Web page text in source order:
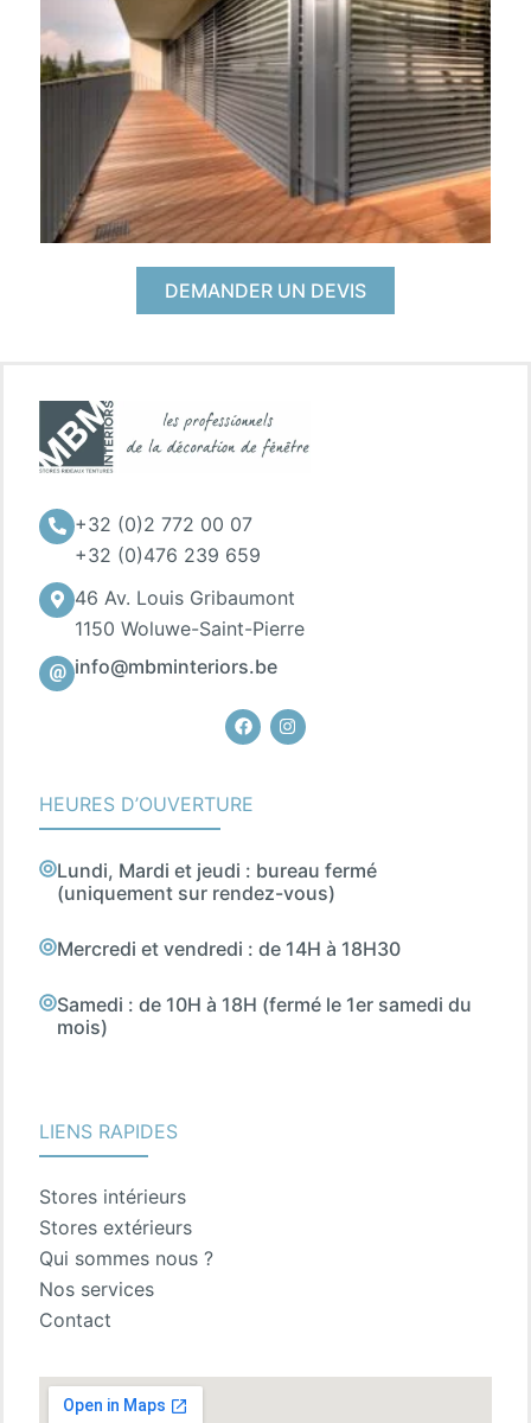
DEMANDER UN DEVIS
+32 (0)2 772 00 07
+32 (0)476 239 659
46 Av. Louis Gribaumont
1150 Woluwe-Saint-Pierre
info@mbminteriors.be
FacebookInstagram
HEURES D’OUVERTURE
Lundi, Mardi et jeudi : bureau fermé
(uniquement sur rendez-vous)
Mercredi et vendredi : de 14H à 18H30
Samedi : de 10H à 18H (fermé le 1er samedi du
mois)
LIENS RAPIDES
Stores intérieurs
Stores extérieurs
Qui sommes nous ?
Nos services
Contact